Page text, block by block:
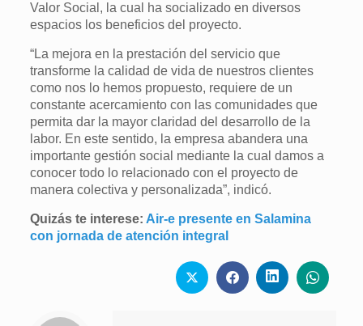
Valor Social, la cual ha socializado en diversos
espacios los beneficios del proyecto.
“La mejora en la prestación del servicio que
transforme la calidad de vida de nuestros clientes
como nos lo hemos propuesto, requiere de un
constante acercamiento con las comunidades que
permita dar la mayor claridad del desarrollo de la
labor. En este sentido, la empresa abandera una
importante gestión social mediante la cual damos a
conocer todo lo relacionado con el proyecto de
manera colectiva y personalizada”, indicó.
Quizás te interese: Air-e presente en Salamina
con jornada de atención integral